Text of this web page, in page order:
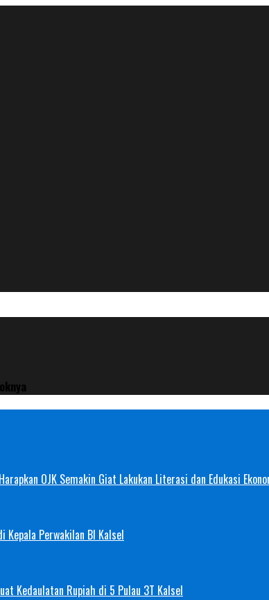
OJK Semakin Giat Lakukan Literasi dan Edukasi
Kepala Perwakilan BI Kalsel
Kedaulatan Rupiah di 5 Pulau 3T Kalsel